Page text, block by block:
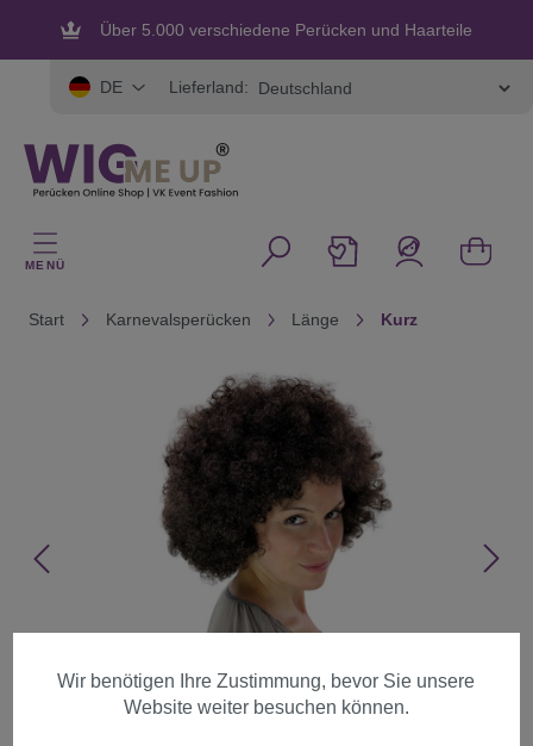
springenÜber 5.000 verschiedene Perücken und Haarteile
Flexible und sichere Zahlung
DE Lieferland:
MENÜ
Start Karnevalsperücken Länge Kurz
Wir benötigen Ihre Zustimmung, bevor Sie unsere
Website weiter besuchen können.